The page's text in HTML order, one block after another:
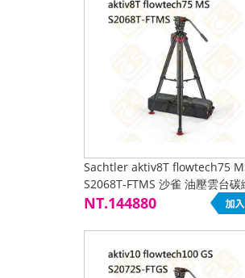
Sachtler aktiv8T flowtech75
S2068T-FTMS 沙雀 油壓雲台碳
腳架組 12kg 液壓雲台 中置延
NT.144880